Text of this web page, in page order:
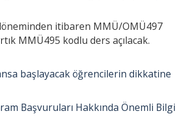
itibaren MMÜ/OMÜ497
MMÜ495 kodlu ders açılacak.
başlayacak öğrencilerin dikkatine
Başvuruları Hakkında Önemli Bilgi